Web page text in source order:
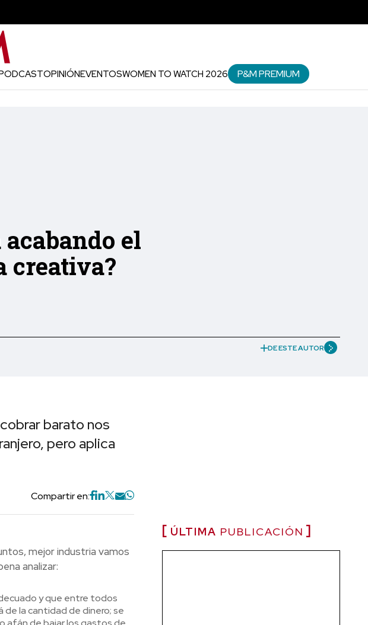
OPINIÓNEVENTOSWOMEN TO WATCH 2026 P&M PREMIUM
el
creativa?
DE ESTE AUTOR
barato nos
pero aplica
Compartir en:
mejor industria vamos
analizar:
y que entre todos
de la cantidad de dinero; se
ÚLTIMA PUBLICACIÓN